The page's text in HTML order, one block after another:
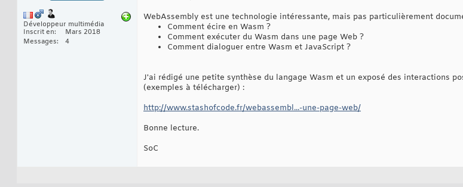
Développeur multimédia
Inscrit en
Mars 2018
Messages
4
WebAssembly est une technologie intéressante, mais pas particulièrement
Comment écire en Wasm ?
Comment exécuter du Wasm dans une page Web ?
Comment dialoguer entre Wasm et JavaScript ?
J'ai rédigé une petite synthèse du langage Wasm et un exposé des interactions
(exemples à télécharger) :
http://www.stashofcode.fr/webassembl...-une-page-web/
Bonne lecture.
SoC